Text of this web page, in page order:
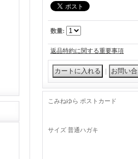
数量:
返品特約に関する重要事項
こみねゆら ポストカード
サイズ 普通ハガキ